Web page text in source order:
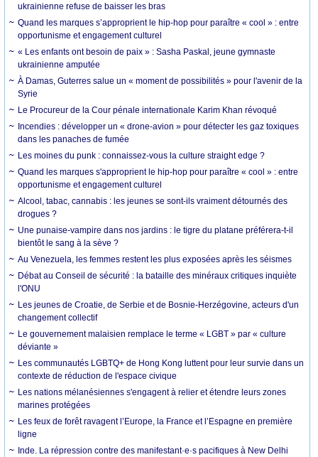
ukrainienne refuse de baisser les bras
Quand les marques s’approprient le hip-hop pour paraître « cool » : entre
opportunisme et engagement culturel
« Les enfants ont besoin de paix » : Sasha Paskal, jeune gymnaste
ukrainienne amputée
À Damas, Guterres salue un « moment de possibilités » pour l'avenir de la
Syrie
Le Procureur de la Cour pénale internationale Karim Khan révoqué
Incendies : développer un « drone-avion » pour détecter les gaz toxiques
dans les panaches de fumée
Les moines du punk : connaissez-vous la culture straight edge ?
Quand les marques s'approprient le hip-hop pour paraître « cool » : entre
opportunisme et engagement culturel
Alcool, tabac, cannabis : les jeunes se sont-ils vraiment détournés des
drogues ?
Une punaise-vampire dans nos jardins : le tigre du platane préférera-t-il
bientôt le sang à la sève ?
Au Venezuela, les femmes restent les plus exposées après les séismes
Débat au Conseil de sécurité : la bataille des minéraux critiques inquiète
l'ONU
Les jeunes de Croatie, de Serbie et de Bosnie-Herzégovine, acteurs d'un
changement collectif
Le gouvernement malaisien remplace le terme « LGBT » par « culture
déviante »
Les communautés LGBTQ+ de Hong Kong luttent pour leur survie dans un
contexte de réduction de l'espace civique
Les nations mélanésiennes s'engagent à relier et étendre leurs zones
marines protégées
Les feux de forêt ravagent l’Europe, la France et l’Espagne en première
ligne
Inde. La répression contre des manifestant·e·s pacifiques à New Delhi